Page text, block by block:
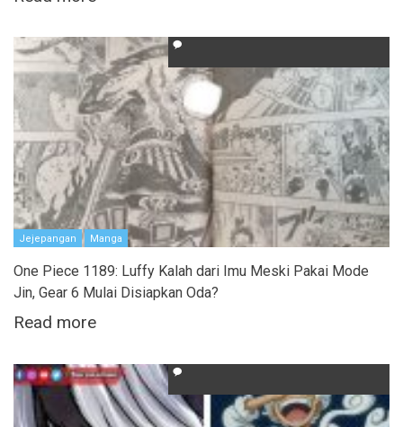
Jejepangan Manga
One Piece 1189: Luffy Kalah dari Imu Meski Pakai Mode
Jin, Gear 6 Mulai Disiapkan Oda?
Read more